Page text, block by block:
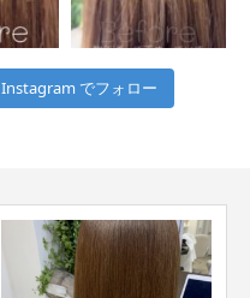
Instagram でフォロー